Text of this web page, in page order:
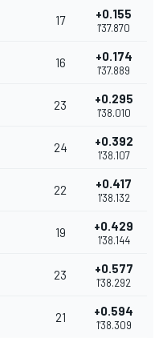
17 +0.155
1'37.870
16 +0.174
1'37.889
23 +0.295
1'38.010
24 +0.392
1'38.107
22 +0.417
1'38.132
19 +0.429
1'38.144
23 +0.577
1'38.292
21 +0.594
1'38.309